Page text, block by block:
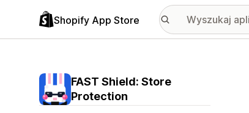
Shopify App Store
FAST Shield: Store
Protection